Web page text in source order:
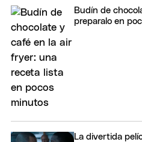
Budín de
preparalo en
La divertida